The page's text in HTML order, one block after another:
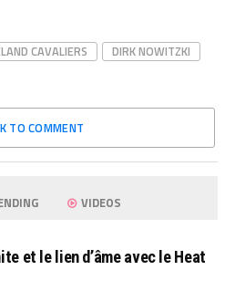
CAVALIERS
DIRK NOWITZKI
TO COMMENT
VIDEOS
et le lien d’âme avec le Heat